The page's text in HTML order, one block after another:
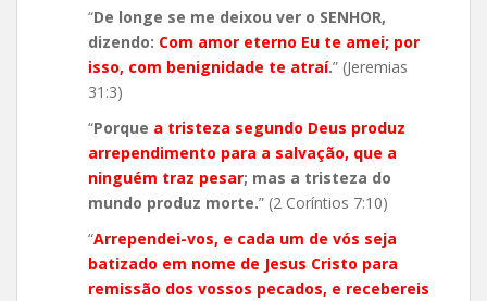
“De longe se me deixou ver o SENHOR,
dizendo: Com amor eterno Eu te amei; por
isso, com benignidade te atraí.” (Jeremias
31:3)
“Porque a tristeza segundo Deus produz
arrependimento para a salvação, que a
ninguém traz pesar; mas a tristeza do
mundo produz morte.” (2 Coríntios 7:10)
“Arrependei-vos, e cada um de vós seja
batizado em nome de Jesus Cristo para
remissão dos vossos pecados, e recebereis